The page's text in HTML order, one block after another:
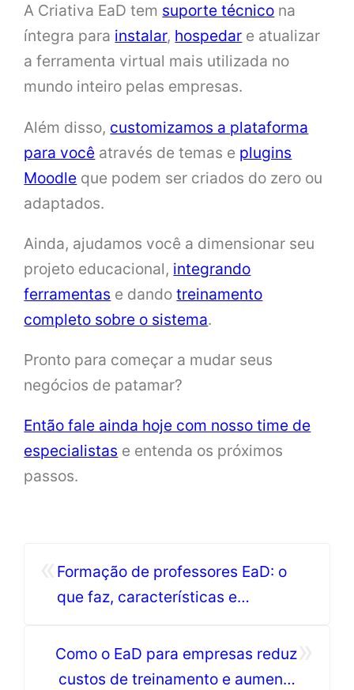
A Criativa EaD tem suporte técnico na
íntegra para instalar, hospedar e atualizar
a ferramenta virtual mais utilizada no
mundo inteiro pelas empresas.
Além disso, customizamos a plataforma
para você através de temas e plugins
Moodle que podem ser criados do zero ou
adaptados.
Ainda, ajudamos você a dimensionar seu
projeto educacional, integrando
ferramentas e dandotreinamento
completo sobre o sistema.
Pronto para começar a mudar seus
negócios de patamar?
Então fale ainda hoje com nosso time de
especialistas e entenda os próximos
passos.
Formação de professores EaD: o
que faz, características e
»
Como o EaD para empresas reduz
custos de treinamento e aumenta